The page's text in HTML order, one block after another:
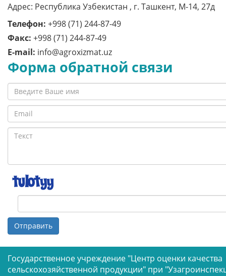
Адрес: Республика Узбекистан , г. Ташкент, M-14, 27д
Телефон: +998 (71) 244-87-49
Факс: +998 (71) 244-87-49
E-mail: info@agroxizmat.uz
Форма обратной связи
Отправить
Государственное учреждение "Центр оценки качества
сельскохозяйственной продукции" при